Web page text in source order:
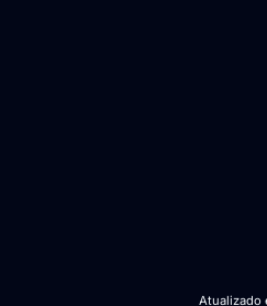
Atualizado